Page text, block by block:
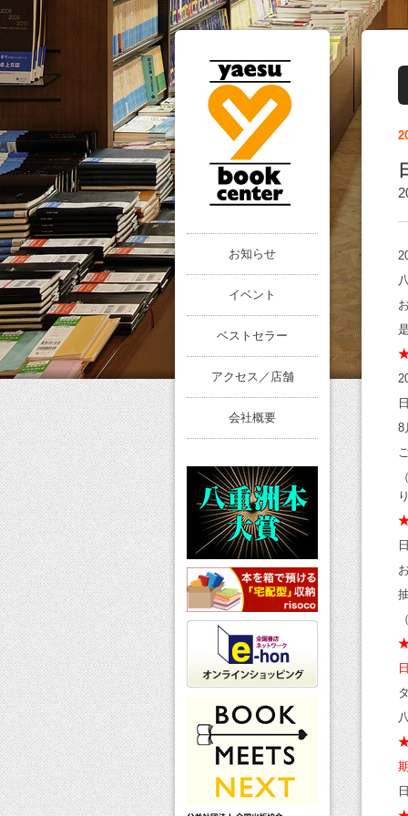
お知らせ
イベント
ベストセラー
アクセス／店舗
会社概要
★
8
★
★